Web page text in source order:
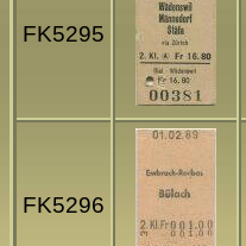
FK5295
FK5296